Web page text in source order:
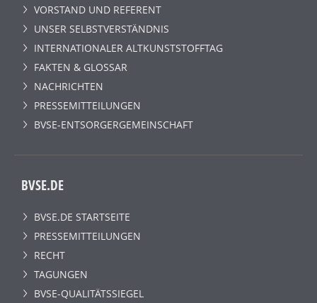
VORSTAND UND REFERENT
UNSER SELBSTVERSTÄNDNIS
INTERNATIONALER ALTKUNSTSTOFFTAG
FAKTEN & GLOSSAR
NACHRICHTEN
PRESSEMITTEILUNGEN
BVSE-ENTSORGERGEMEINSCHAFT
BVSE.DE
BVSE.DE STARTSEITE
PRESSEMITTEILUNGEN
RECHT
TAGUNGEN
BVSE-QUALITÄTSSIEGEL